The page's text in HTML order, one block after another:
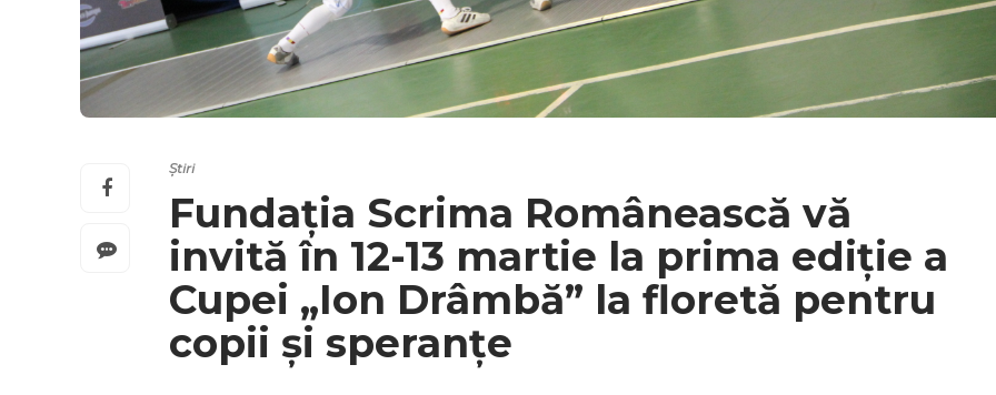
Știri
Fundația Scrima Românească vă
invită în 12-13 martie la prima ediție a
Cupei „Ion Drâmbă” la floretă pentru
copii și speranțe